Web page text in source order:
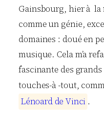
Gainsbourg, hier à la
comme un génie,
domaines : doué en
musique. Cela m’a
fascinante des
touches-à -tout,
Lénoard de Vinci .